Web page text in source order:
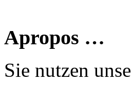
Apropos …
Sie nutzen